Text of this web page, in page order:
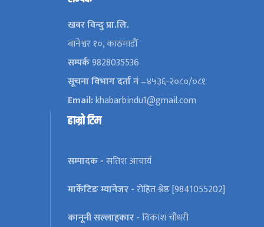
खबर विन्दु प्रा.लि.
बानेश्वर १०, काठमाडौँ
सम्पर्क9828035536
सूचना विभाग दर्ता नं–४५३६-२०८०/०८१
Email:khabarbindu1@gmail.com
हाम्रो टिम
सम्पादक -सतिश आचार्य
मार्केटिङ म्यानेजर -रोहित श्रेष्ठ [9841055202]
कानूनी सल्लाहकार -विकाश चौधरी